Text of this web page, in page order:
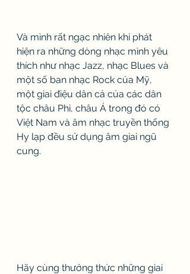
Và mình rất ngạc nhiên khi phát
hiện ra những dòng nhạc mình yêu
thích như nhạc Jazz, nhạc Blues và
một số ban nhạc Rock của Mỹ,
một giai điệu dân cả của các dân
tộc châu Phi, châu Á trong đó có
Việt Nam và âm nhạc truyền thống
Hy lạp đều sử dụng âm giai ngũ
cung.
Hãy cùng thưởng thức những giai